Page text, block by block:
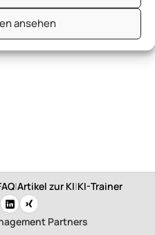
ansehen
|Artikel zur KI|KI-Trainer
Partners